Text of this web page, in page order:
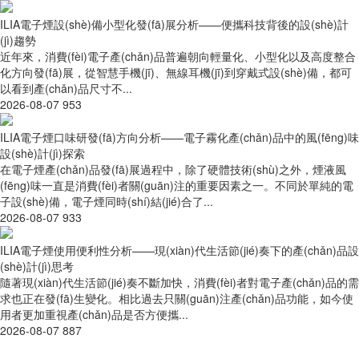
ILIA電子煙設(shè)備小型化發(fā)展分析——便攜科技背後的設(shè)計
(jì)趨勢
近年來，消費(fèi)電子產(chǎn)品普遍朝向輕量化、小型化以及高度整合
化方向發(fā)展，從智慧手機(jī)、無線耳機(jī)到穿戴式設(shè)備，都可
以看到產(chǎn)品尺寸不...
2026-08-07 953
ILIA電子煙口味研發(fā)方向分析——電子霧化產(chǎn)品中的風(fēng)味
設(shè)計(jì)探索
在電子煙產(chǎn)品發(fā)展過程中，除了硬體技術(shù)之外，煙液風
(fēng)味一直是消費(fèi)者關(guān)注的重要因素之一。不同於單純的電
子設(shè)備，電子煙同時(shí)結(jié)合了...
2026-08-07 933
ILIA電子煙使用便利性分析——現(xiàn)代生活節(jié)奏下的產(chǎn)品設
(shè)計(jì)思考
隨著現(xiàn)代生活節(jié)奏不斷加快，消費(fèi)者對電子產(chǎn)品的需
求也正在發(fā)生變化。相比過去只關(guān)注產(chǎn)品功能，如今使
用者更加重視產(chǎn)品是否方便攜...
2026-08-07 887